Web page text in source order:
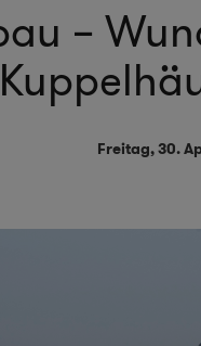
–
Freitag, 30.